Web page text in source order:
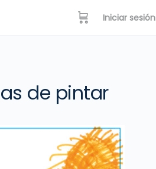
Iniciar sesión
de pintar